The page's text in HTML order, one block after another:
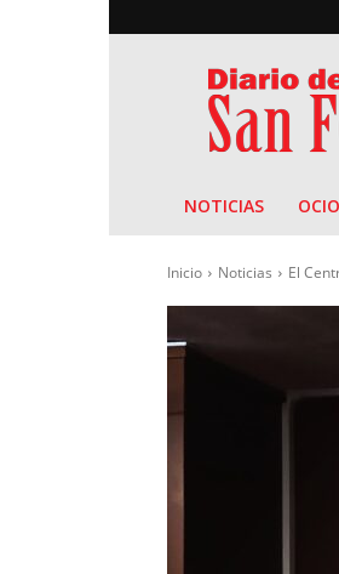
Diario
de
San
NOTICIAS OCIO
Inicio Noticias El